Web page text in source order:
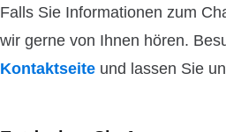
Falls Sie Informationen zum
wir gerne von Ihnen hören.
Kontaktseite und lassen Sie